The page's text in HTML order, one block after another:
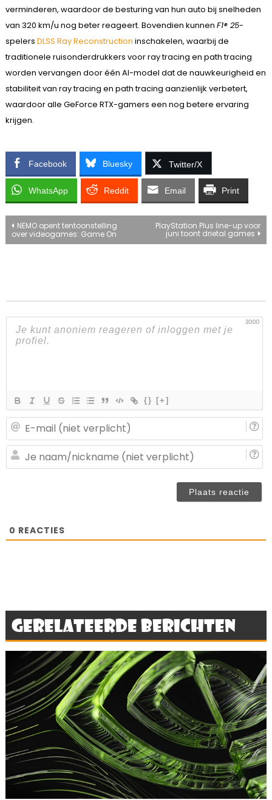
verminderen, waardoor de besturing van hun auto bij snelheden
van 320 km/u nog beter reageert. Bovendien kunnen F1® 25-
spelers DLSS Ray Reconstruction inschakelen, waarbij de
traditionele ruisonderdrukkers voor ray tracing en path tracing
worden vervangen door één AI-model dat de nauwkeurigheid en
stabiliteit van ray tracing en path tracing aanzienlijk verbetert,
waardoor alle GeForce RTX-gamers een nog betere ervaring
krijgen.
Facebook Bluesky Twitter/X
WhatsApp Reddit Email Print
Bericht
NEMO opent tentoonstelling
over videogames: Game On
PlayStation Plus line-up voor
juni toont drietal games
3000
{} [+]
0 REACTIES
Gerelateerde berichten